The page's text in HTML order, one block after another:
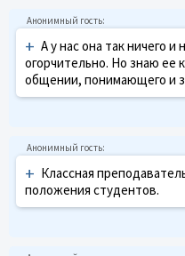
+ А у нас она так ничего и
огорчительно. Но знаю ее
общении, понимающего и
+ Классная
положения студентов.